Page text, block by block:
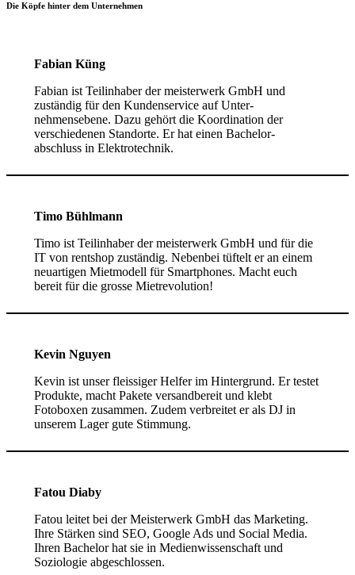
Die Köpfe hinter dem Unternehmen
Fabian Küng
Fabian ist Teilinhaber der meisterwerk GmbH und
zuständig für den Kundenservice auf Unter-
nehmensebene. Dazu gehört die Koordination der
verschiedenen Standorte. Er hat einen Bachelor-
abschluss in Elektrotechnik.
Timo Bühlmann
Timo ist Teilinhaber der meisterwerk GmbH und für die
IT von rentshop zuständig. Nebenbei tüftelt er an einem
neuartigen Mietmodell für Smartphones. Macht euch
bereit für die grosse Mietrevolution!
Kevin Nguyen
Kevin ist unser fleissiger Helfer im Hintergrund. Er testet
Produkte, macht Pakete versandbereit und klebt
Fotoboxen zusammen. Zudem verbreitet er als DJ in
unserem Lager gute Stimmung.
Fatou Diaby
Fatou leitet bei der Meisterwerk GmbH das Marketing.
Ihre Stärken sind SEO, Google Ads und Social Media.
Ihren Bachelor hat sie in Medienwissenschaft und
Soziologie abgeschlossen.